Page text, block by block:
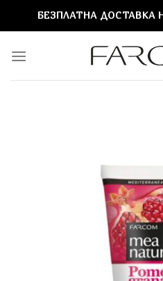
БЕЗПЛАТНА ДОСТАВКА